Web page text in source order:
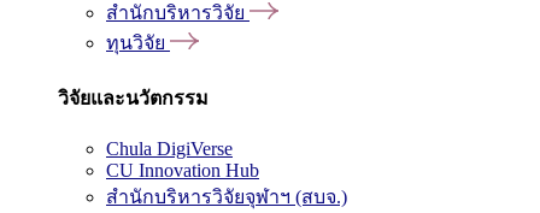
สำนักบริหารวิจัย
ทุนวิจัย
วิจัยและนวัตกรรม
Chula DigiVerse
CU Innovation Hub
สำนักบริหารวิจัยจุฬาฯ (สบจ.)